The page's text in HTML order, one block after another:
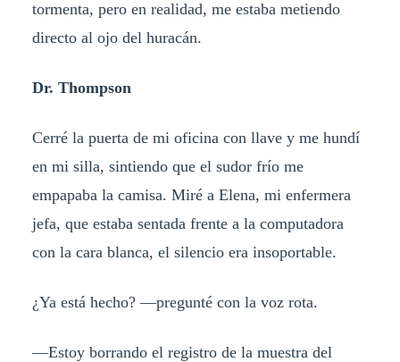
tormenta, pero en realidad, me estaba metiendo
directo al ojo del huracán.
Dr. Thompson
Cerré la puerta de mi oficina con llave y me hundí
en mi silla, sintiendo que el sudor frío me
empapaba la camisa. Miré a Elena, mi enfermera
jefa, que estaba sentada frente a la computadora
con la cara blanca, el silencio era insoportable.
¿Ya está hecho? —pregunté con la voz rota.
—Estoy borrando el registro de la muestra del